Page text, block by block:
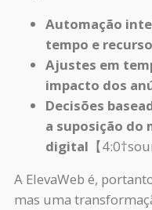
Automação
tempo e
Ajustes em
impacto dos
Decisões
a suposição do
digital 【
A ElevaWeb é,
mas uma